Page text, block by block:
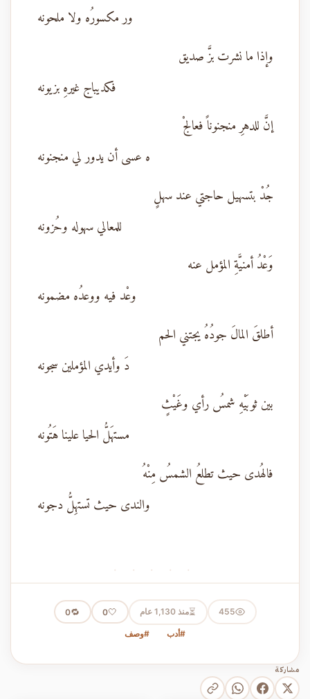
ور مكسورُه ولا ملحونه
وإذا ما نشرت بزَّ صديق
فكديباج غيرهِ بزيونه
إنَّ للدهرِ منجنوناً فعالجْ
ه عسى أن يدور لي منجنونه
جُدْ بتسهيل حاجتي عند سهلٍ
للمعالي سهوله وحُزونه
وَعْدُ أمنيَّةِ المؤمل عنه
وعْد فيه ووعدُه مضمونه
أطلقَ المالَ جودُهُ يجتني الحم
دَ وأيدي المؤملين سجونه
بين ثوبَيْهِ شمسُ رأي وغَيْثٍ
مستهَلُّ الحيا علينا هَتُونه
فالهُدى حيث تطلعُ الشمسُ مِنْهُ
والندى حيث تستهِلُّ دجونه
· · · · ·
455
⏳منذ 1,130 عام 🤍
0
🔁
0
#أدب #وصف
مشاركة